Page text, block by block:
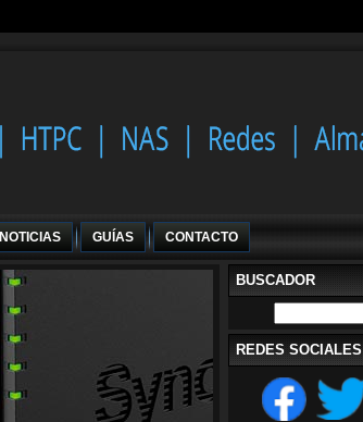
NOTICIAS GUÍAS CONTACTO
BUSCADOR
REDES SOCIALES